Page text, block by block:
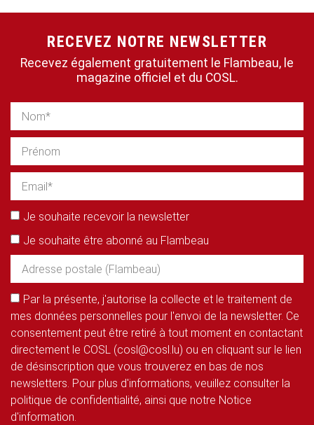
RECEVEZ NOTRE NEWSLETTER
Recevez également gratuitement le Flambeau, le
magazine officiel et du COSL.
Je souhaite recevoir la newsletter
Je souhaite être abonné au Flambeau
Par la présente, j'autorise la collecte et le traitement de
mes données personnelles pour l'envoi de la newsletter. Ce
consentement peut être retiré à tout moment en contactant
directement le COSL (cosl@cosl.lu) ou en cliquant sur le lien
de désinscription que vous trouverez en bas de nos
newsletters. Pour plus d'informations, veuillez consulter la
politique de confidentialité, ainsi que notre Notice
d'information.